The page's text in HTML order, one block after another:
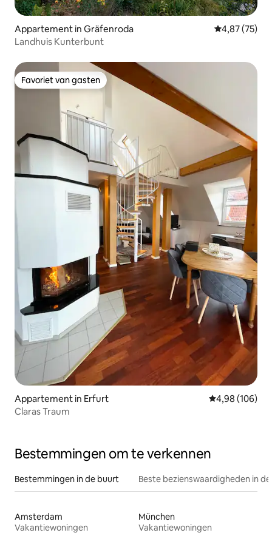
Appartement in Gräfenroda Gemiddelde
4,87 (75)
Landhuis Kunterbunt
Favoriet van gasten
Favoriet van gasten
Appartement in Erfurt Gemiddelde
4,98 (106)
Claras Traum
Bestemmingen om te verkennen
Bestemmingen in de buurt Beste bezienswaardigheden in
Amsterdam
Vakantiewoningen
München
Vakantiewoningen